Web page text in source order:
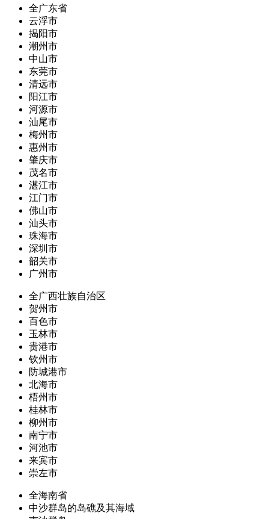
全广东省
云浮市
揭阳市
潮州市
中山市
东莞市
清远市
阳江市
河源市
汕尾市
梅州市
惠州市
肇庆市
茂名市
湛江市
江门市
佛山市
汕头市
珠海市
深圳市
韶关市
广州市
全广西壮族自治区
贺州市
百色市
玉林市
贵港市
钦州市
防城港市
北海市
梧州市
桂林市
柳州市
南宁市
河池市
来宾市
崇左市
全海南省
中沙群岛的岛礁及其海域